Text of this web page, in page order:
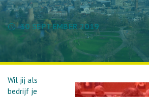
30 SEPTEMBER 2019
Wil jij als
bedrijf je